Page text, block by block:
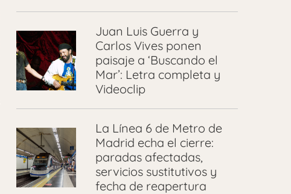
Juan Luis Guerra y
Carlos Vives ponen
paisaje a ‘Buscando el
Mar’: Letra completa y
Videoclip
La Línea 6 de Metro de
Madrid echa el cierre:
paradas afectadas,
servicios sustitutivos y
fecha de reapertura